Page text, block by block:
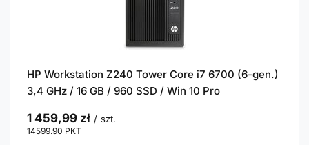
HP Workstation Z240 Tower Core i7 6700 (6-gen.)
3,4 GHz / 16 GB / 960 SSD / Win 10 Pro
1 459,99 zł / szt.
14599.90 PKT